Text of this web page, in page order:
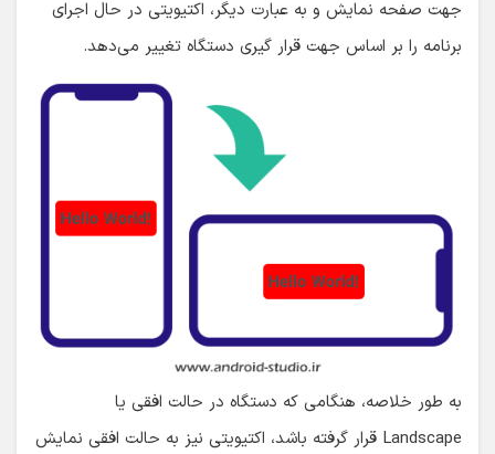
جهت صفحه نمایش و به عبارت دیگر، اکتیویتی در حال اجرای
برنامه را بر اساس جهت قرار گیری دستگاه تغییر می‌دهد.
به طور خلاصه، هنگامی که دستگاه در حالت افقی یا
Landscape قرار گرفته باشد، اکتیویتی نیز به حالت افقی نمایش